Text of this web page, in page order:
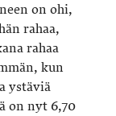
on ohi,
rahaa,
rahaa
kun
ystäviä
on nyt 6,70